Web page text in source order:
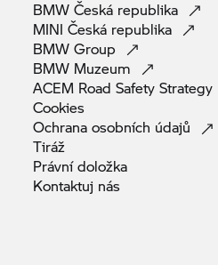
BMW Česká republika
MINI Česká republika
BMWGroup
BMW Muzeum
ACEM Road SafetyStrategy
Cookies
Ochrana osobních údajů
Tiráž
Právnídoložka
Kontaktuj nás